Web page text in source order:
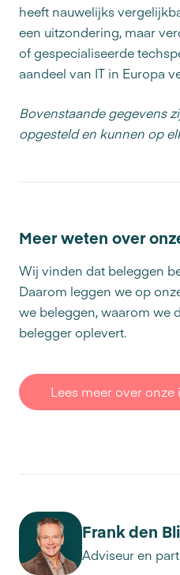
heeft nauwelijks
een uitzondering, maar
of gespecialiseerde
aandeel van IT in Europa
Bovenstaande gegevens
opgesteld en kunnen op
Meer weten over
Wij vinden dat beleggen
Daarom leggen we op
we beleggen, waarom we
belegger oplevert.
Lees meer over
Frank den
Adviseur en